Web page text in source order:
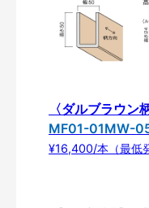
〈ダルブラウン
MF01-01MW-
¥16,400/本（最低